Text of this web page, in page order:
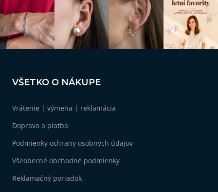
VŠETKO O NÁKUPE
Vrátenie | výmena | reklamácia
Doprava a platba
Podmienky ochrany osobných údajov
Všeobecné obchodné podmienky
Reklamačný poriadok